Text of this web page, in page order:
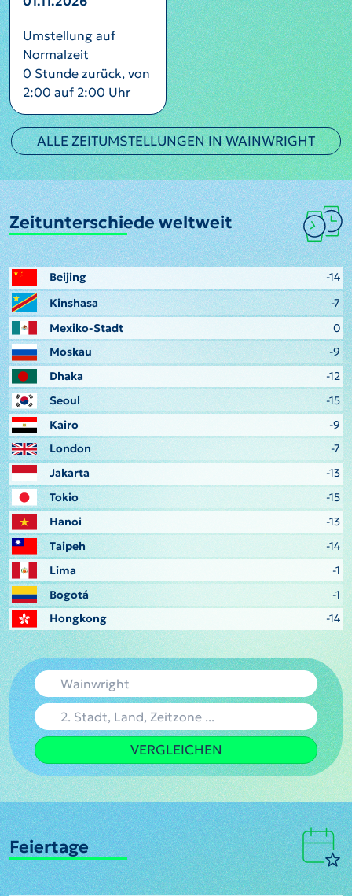
Umstellung auf
Normalzeit
0 Stunde zurück, von
2:00 auf 2:00 Uhr
ALLE ZEITUMSTELLUNGEN IN WAINWRIGHT
Zeitunterschiede weltweit
Beijing
-14
Kinshasa
-7
Mexiko-Stadt
0
Moskau
-9
Dhaka
-12
Seoul
-15
Kairo
-9
London
-7
Jakarta
-13
Tokio
-15
Hanoi
-13
Taipeh
-14
Lima
-1
Bogotá
-1
Hongkong
-14
VERGLEICHEN
Feiertage